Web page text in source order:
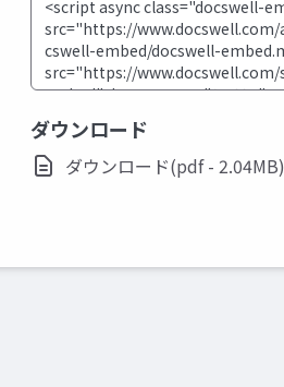
ダウンロード
ダウンロード(pdf - 2.04MB)